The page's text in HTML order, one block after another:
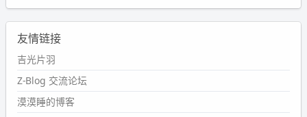
wdssmq
2024-09-11 08:45:43
#PubWord
然后天凉了，为了应对踢被子买了睡袋，不知道 1.2 米会不
会略窄。。
wdssmq
2024-09-09 19:43:00
友情链接
吉光片羽
Z-Blog 交流论坛
漠漠睡的博客